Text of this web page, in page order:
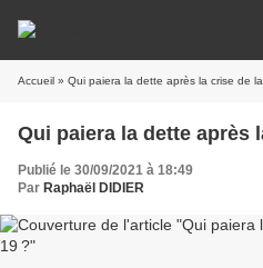
Accueil » Qui paiera la dette après la crise de
Qui paiera la dette après
Publié le 30/09/2021 à 18:49
Par Raphaël DIDIER